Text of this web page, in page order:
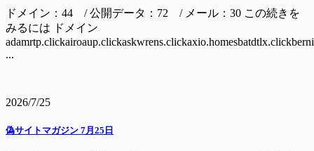
ドメイン：44 / 公開データ：72 / メール：30 この続きを
みるには ドメイン
...
2026/7/25
偽サイトマガジン 7月25日